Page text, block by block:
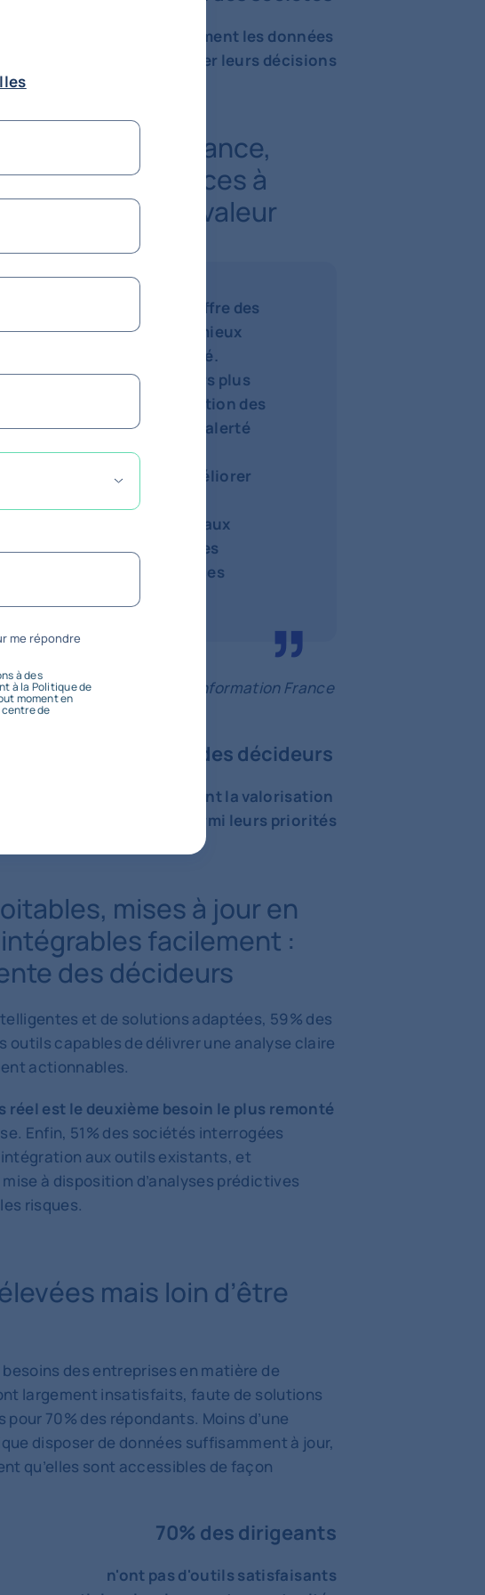
exploitent réellement les données
pour optimiser leurs décisions
achats, finance,
: des bénéfices à
la chaîne de valeur
stratégie de données offre des
aux entreprises pour mieux
et gagner en compétitivité.
économique toujours plus
un responsable en gestion des
des achats est d’être alerté
potentiel, de suivre
ou d’un pays et d’améliorer
la data permet aussi aux
de générer de nouvelles
leurs performances
directrice des services d'information France
80% des décideurs
placent la valorisation
de la data parmi leurs priorités
mises à jour en
facilement :
des décideurs
et de solutions adaptées, 59% des
outils capables de délivrer une analyse claire
actionnables.
réel est le deuxième besoin le plus remonté
Enfin, 51% des sociétés interrogées
aux outils existants, et
à disposition d’analyses prédictives
risques.
mais loin d’être
des entreprises en matière de
largement insatisfaits, faute de solutions
70% des répondants. Moins d’une
disposer de données suffisamment à jour,
qu’elles sont accessibles de façon
70% des dirigeants
n'ont pas d'outils satisfaisants
me répondre
à des
à la Politique de
moment en
de